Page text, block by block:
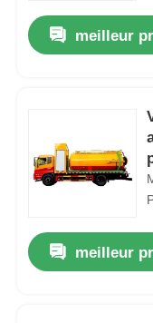
meilleur
meilleur